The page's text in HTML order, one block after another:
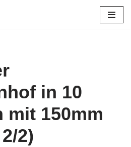
in 10
mit 150mm
2)